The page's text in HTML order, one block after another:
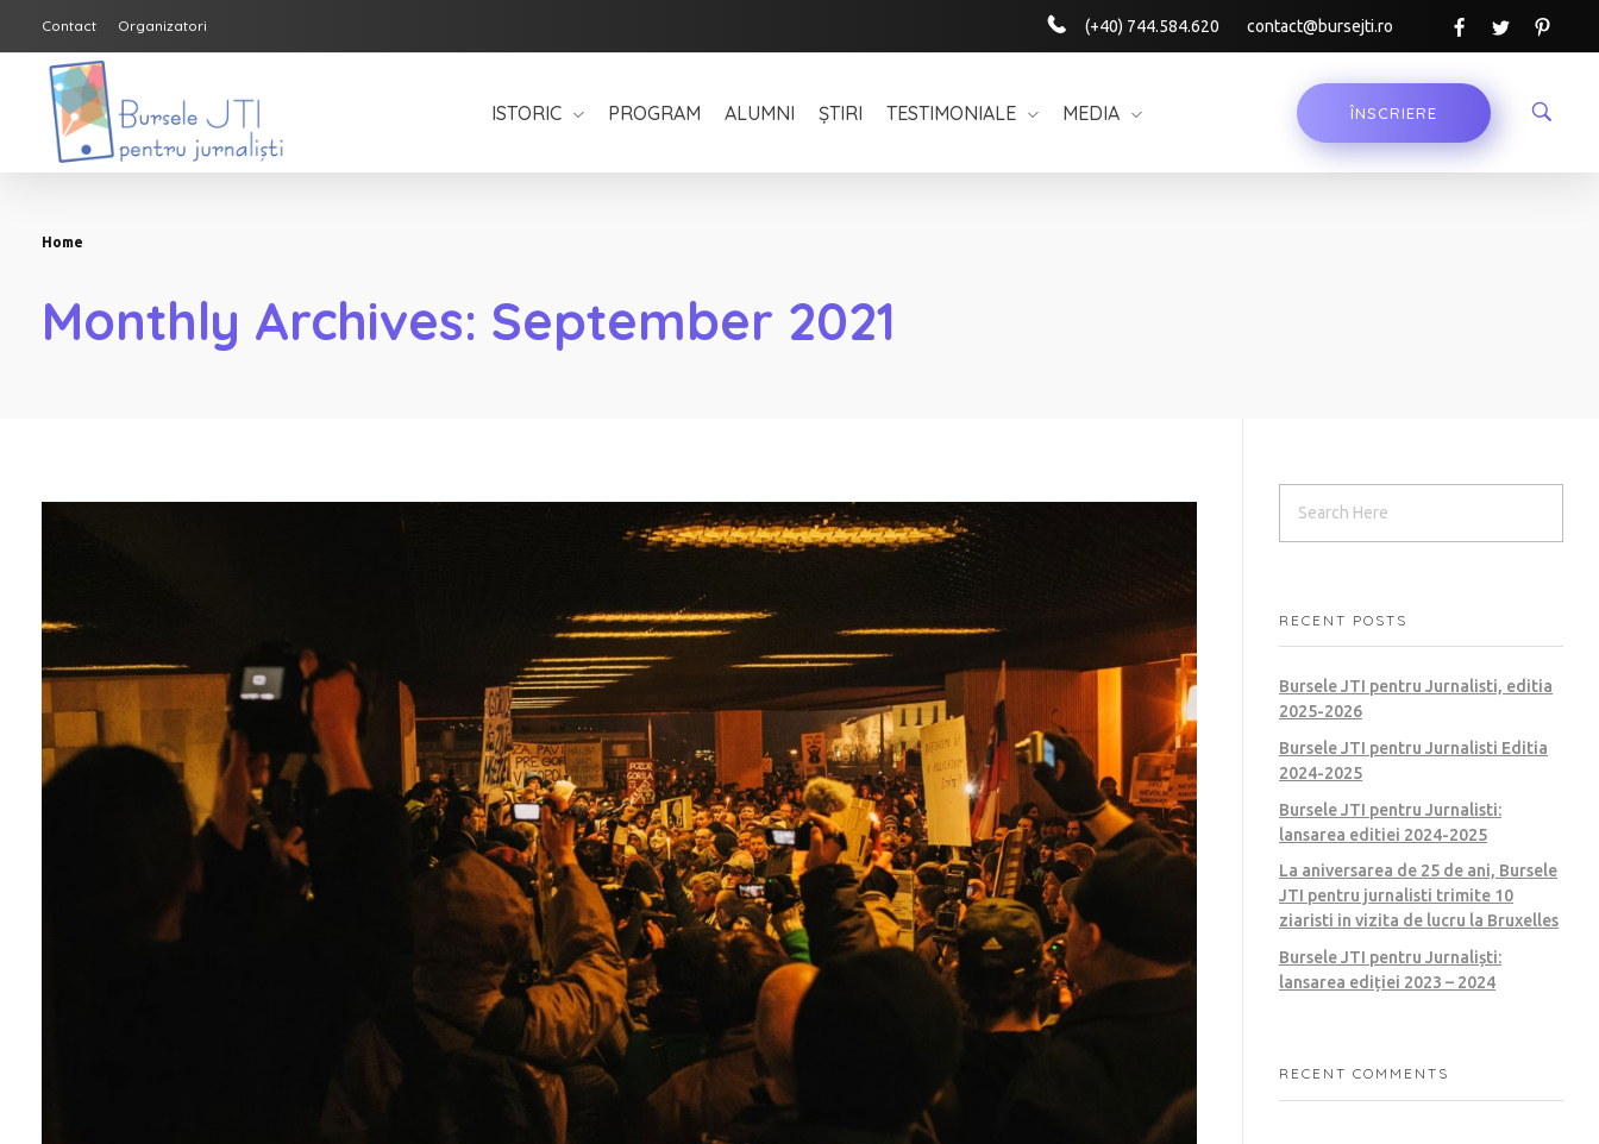
Contact Organizatori (+40) 744.584.620 contact@bursejti.ro
Bursele JTI pentru Jurnalisti
ÎNSCRIERE
ISTORIC PROGRAM ALUMNI ȘTIRI TESTIMONIALE MEDIA
Home
Monthly Archives: September 2021
RECENT POSTS
Bursele JTI pentru Jurnalisti, editia
2025-2026
Bursele JTI pentru Jurnalisti Editia
2024-2025
Bursele JTI pentru Jurnalisti:
lansarea editiei 2024-2025
La aniversarea de 25 de ani, Bursele
JTI pentru jurnalisti trimite 10
ziaristi in vizita de lucru la Bruxelles
Bursele JTI pentru Jurnaliști:
lansarea ediției 2023 – 2024
RECENT COMMENTS